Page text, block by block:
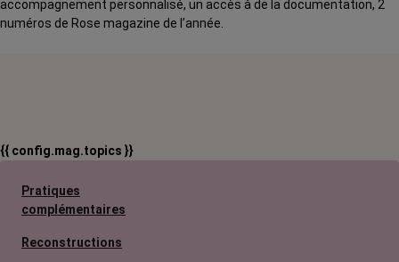
accompagnement personnalisé, un accès à de la documentation, 2
numéros de Rose magazine de l’année.
{{ config.mag.topics }}
Pratiques
complémentaires
Reconstructions